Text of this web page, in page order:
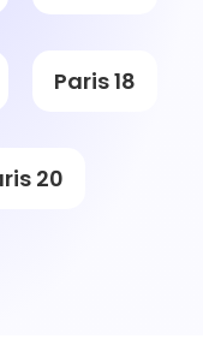
Paris 18
20